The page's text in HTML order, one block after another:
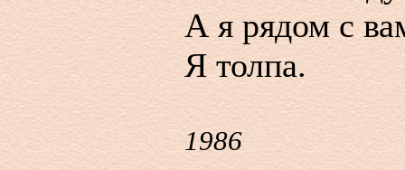
А я рядом с
Я толпа.
1986